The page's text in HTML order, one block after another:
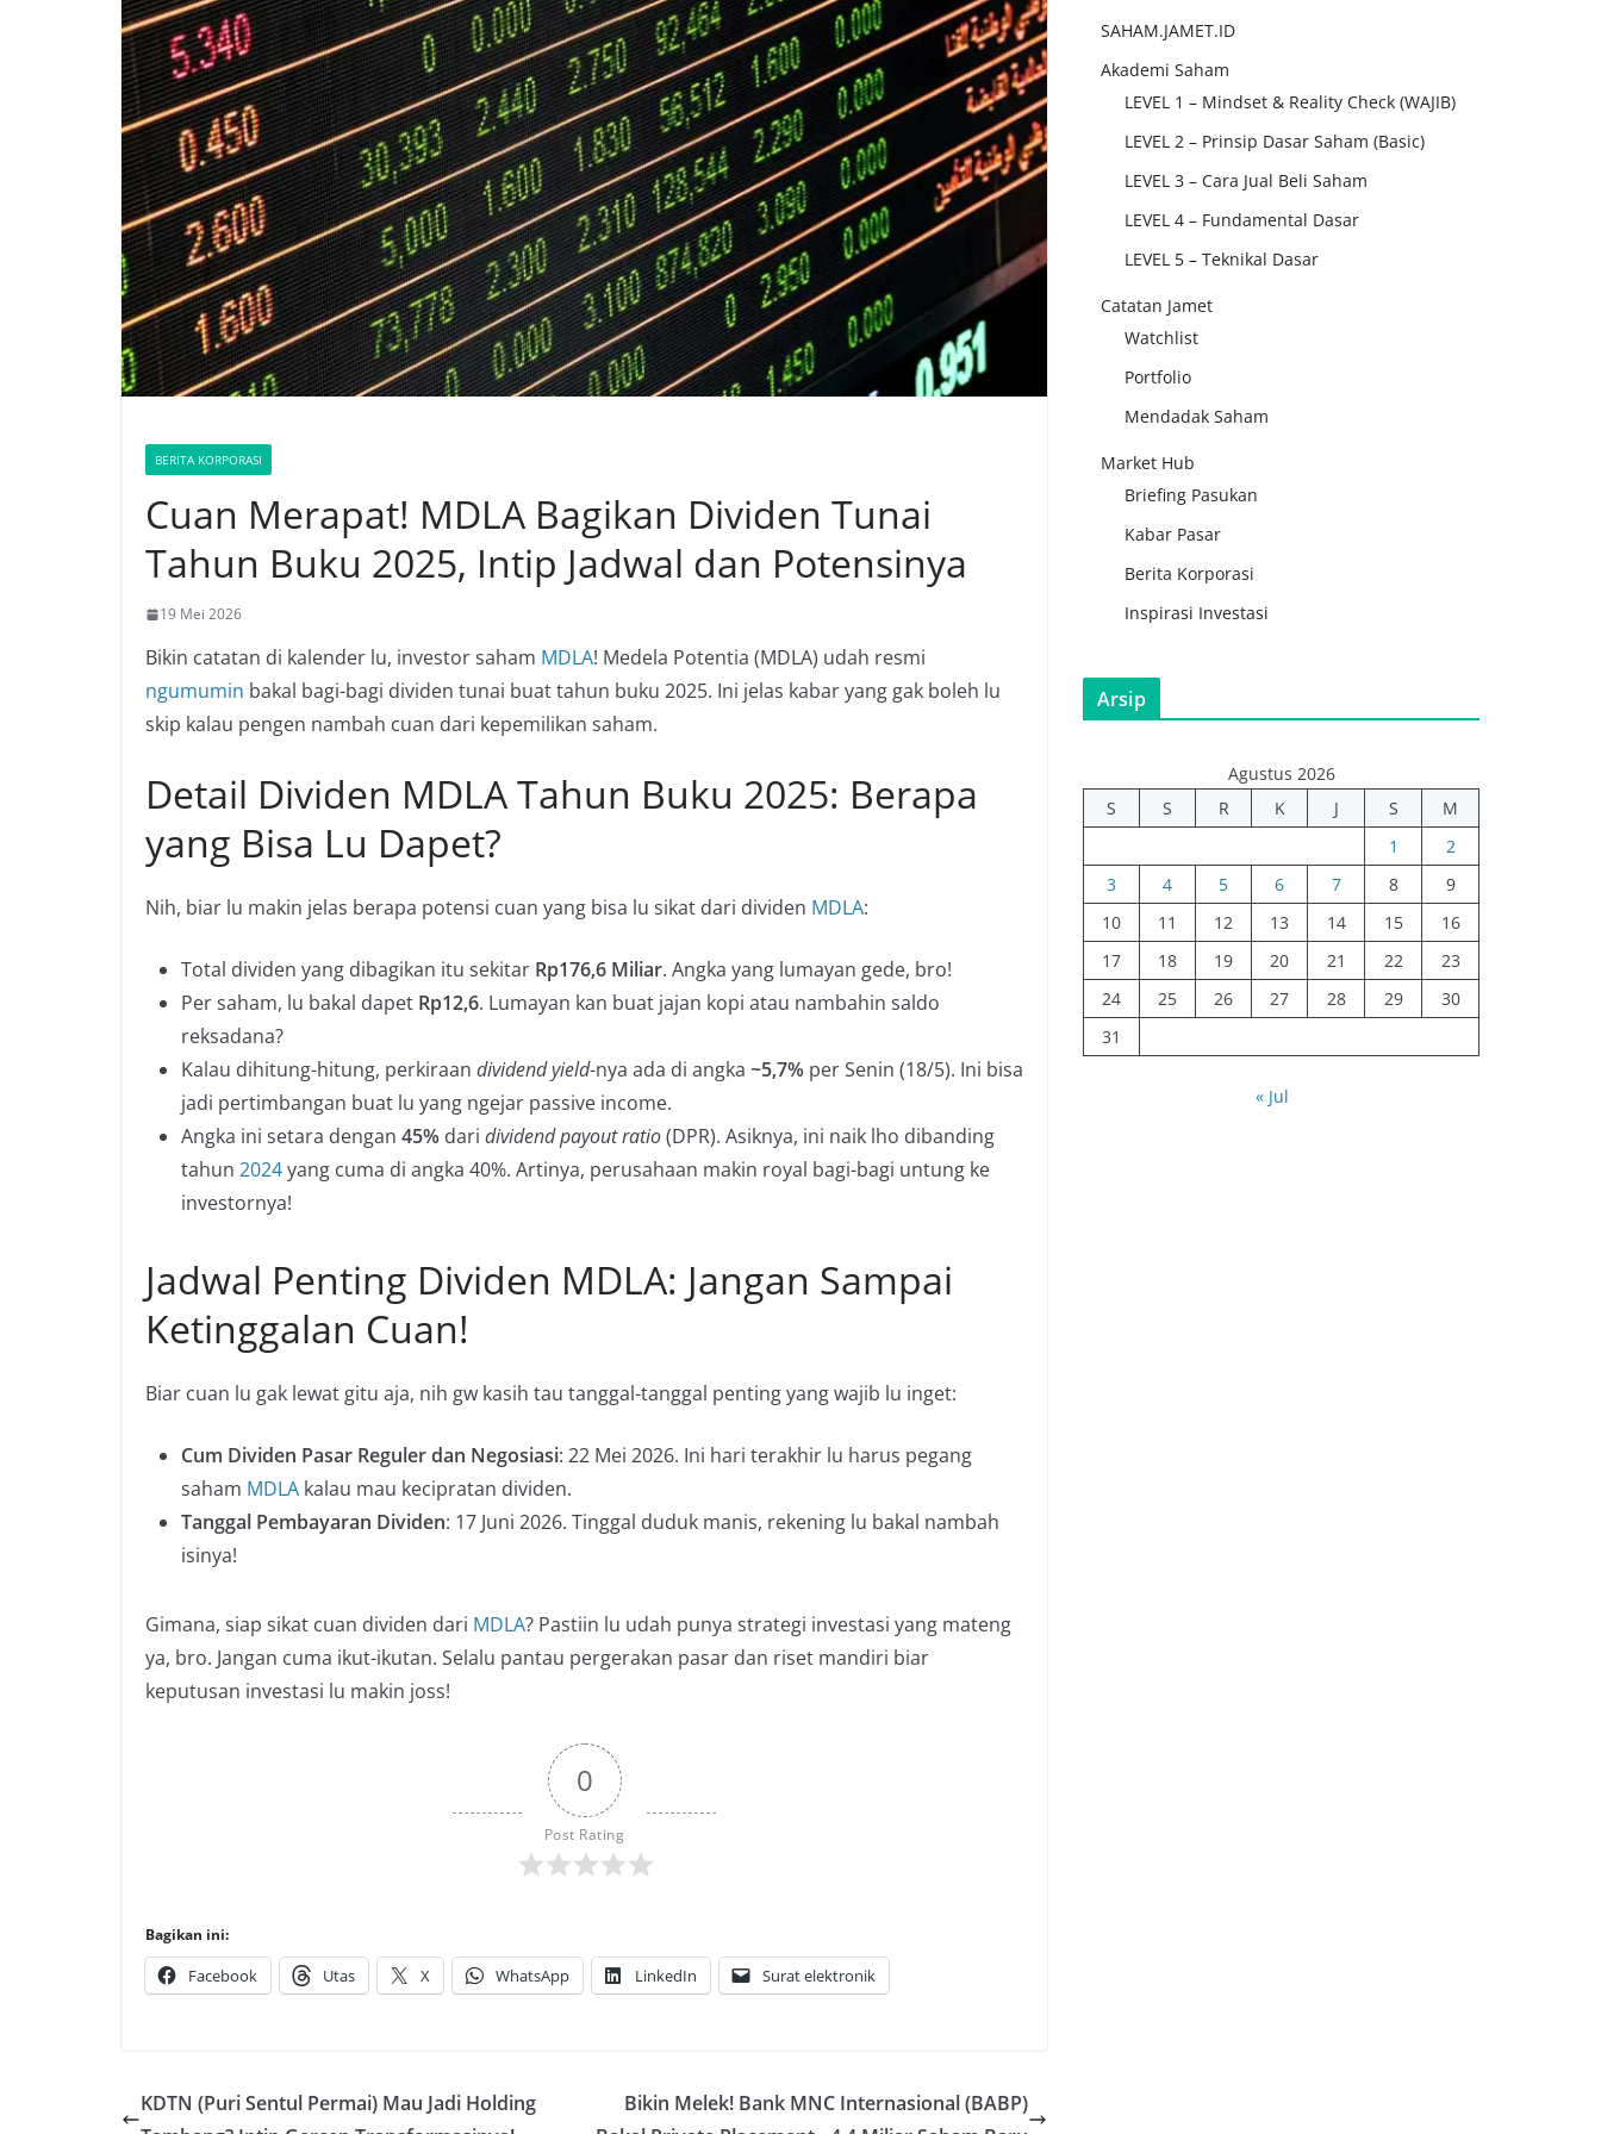
BERITA KORPORASI
Cuan Merapat! MDLA Bagikan Dividen Tunai
Tahun Buku 2025, Intip Jadwal dan Potensinya
19 Mei 2026
Bikin catatan di kalender lu, investor saham MDLA! Medela Potentia (MDLA) udah resmi
ngumumin bakal bagi-bagi dividen tunai buat tahun buku 2025. Ini jelas kabar yang gak boleh lu
skip kalau pengen nambah cuan dari kepemilikan saham.
Detail Dividen MDLA Tahun Buku 2025: Berapa
yang Bisa Lu Dapet?
Nih, biar lu makin jelas berapa potensi cuan yang bisa lu sikat dari dividen MDLA:
Total dividen yang dibagikan itu sekitar Rp176,6 Miliar. Angka yang lumayan gede, bro!
Per saham, lu bakal dapet Rp12,6. Lumayan kan buat jajan kopi atau nambahin saldo
reksadana?
Kalau dihitung-hitung, perkiraan dividend yield-nya ada di angka ~5,7% per Senin (18/5). Ini bisa
jadi pertimbangan buat lu yang ngejar passive income.
Angka ini setara dengan 45% dari dividend payout ratio(DPR). Asiknya, ini naik lho dibanding
tahun 2024yang cuma di angka 40%. Artinya, perusahaan makin royal bagi-bagi untung ke
investornya!
Jadwal Penting Dividen MDLA: Jangan Sampai
Ketinggalan Cuan!
Biar cuan lu gak lewat gitu aja, nih gw kasih tau tanggal-tanggal penting yang wajib lu inget:
Cum Dividen Pasar Reguler dan Negosiasi: 22 Mei 2026. Ini hari terakhir lu harus pegang
saham MDLA kalau mau kecipratan dividen.
Tanggal Pembayaran Dividen: 17 Juni 2026. Tinggal duduk manis, rekening lu bakal nambah
isinya!
Gimana, siap sikat cuan dividen dari MDLA? Pastiin lu udah punya strategi investasi yang mateng
ya, bro. Jangan cuma ikut-ikutan. Selalu pantau pergerakan pasar dan riset mandiri biar
keputusan investasi lu makin joss!
0
Post Rating
Bagikan ini:
Facebook Utas X WhatsApp LinkedIn Surat elektronik
KDTN (Puri Sentul Permai) Mau Jadi Holding
Bikin Melek! Bank MNC Internasional (BABP)
SAHAM.JAMET.ID
Akademi Saham
LEVEL 1 – Mindset & Reality Check (WAJIB)
LEVEL 2 – Prinsip Dasar Saham (Basic)
LEVEL 3 – Cara Jual Beli Saham
LEVEL 4 – Fundamental Dasar
LEVEL 5 – Teknikal Dasar
Catatan Jamet
Watchlist
Portfolio
Mendadak Saham
Market Hub
Briefing Pasukan
Kabar Pasar
Berita Korporasi
Inspirasi Investasi
Arsip
Agustus 2026
S
S R K J S
M
1
2
3
4 5 6 7 8
9
10
11 12 13 14 15
16
17
18 19 20 21 22
23
24
25 26 27 28 29
30
31
« Jul